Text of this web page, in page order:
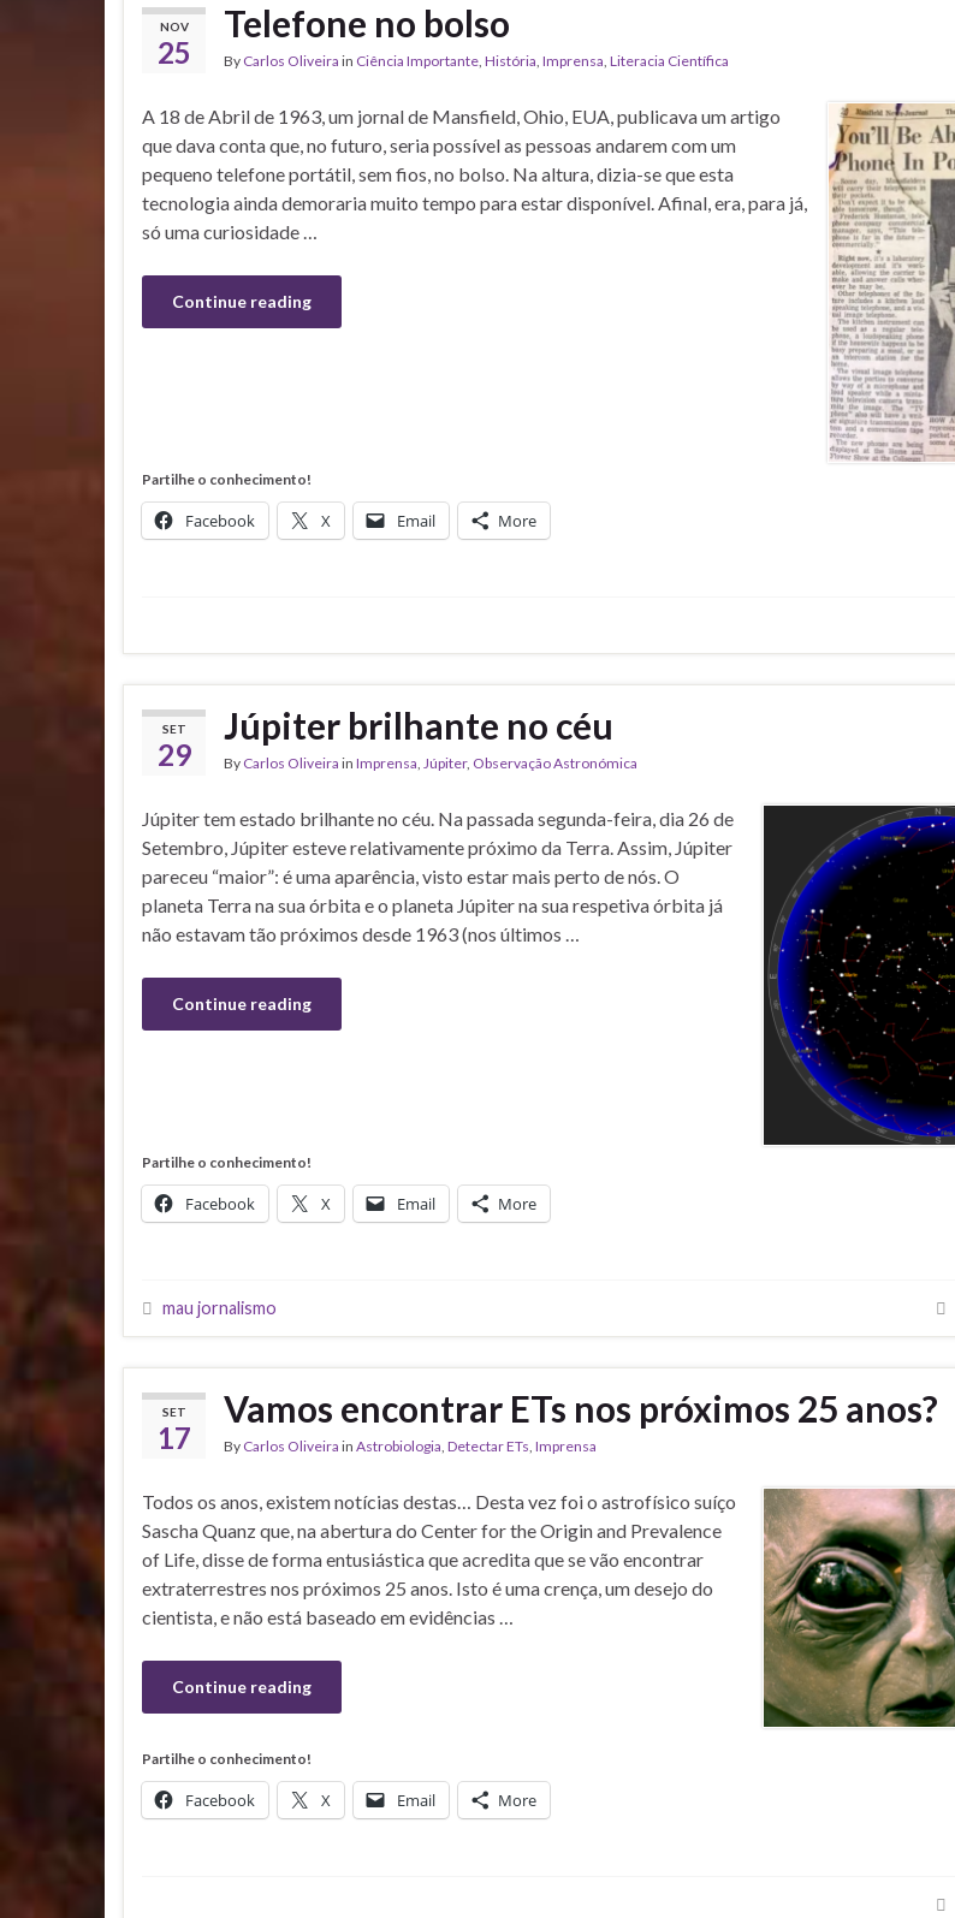
NOV
25
Telefone no bolso
By Carlos Oliveira in Ciência Importante, História, Imprensa, Literacia Científica
A 18 de Abril de 1963, um jornal de Mansfield, Ohio, EUA, publicava um artigo
que dava conta que, no futuro, seria possível as pessoas andarem com um
pequeno telefone portátil, sem fios, no bolso. Na altura, dizia-se que esta
tecnologia ainda demoraria muito tempo para estar disponível. Afinal, era, para já,
só uma curiosidade …
Continue reading
Partilhe o conhecimento!
Facebook X Email More
SET
29
Júpiter brilhante no céu
By Carlos Oliveira in Imprensa Júpiter, Observação Astronómica
Júpiter tem estado brilhante no céu. Na passada segunda-feira, dia 26 de
Setembro, Júpiter esteve relativamente próximo da Terra. Assim, Júpiter
pareceu “maior”: é uma aparência, visto estar mais perto de nós. O
planeta Terra na sua órbita e o planeta Júpiter na sua respetiva órbita já
não estavam tão próximos desde 1963 (nos últimos …
Continue reading
Partilhe o conhecimento!
Facebook X Email More
mau jornalismo
SET
17
Vamos encontrar ETs nos próximos 25 anos?
By Carlos Oliveira in Astrobiologia Detectar ETs Imprensa
Todos os anos, existem notícias destas… Desta vez foi o astrofísico suíço
Sascha Quanz que, na abertura do Center for the Origin and Prevalence
of Life, disse de forma entusiástica que acredita que se vão encontrar
extraterrestres nos próximos 25 anos. Isto é uma crença, um desejo do
cientista, e não está baseado em evidências …
Continue reading
Partilhe o conhecimento!
Facebook X Email More